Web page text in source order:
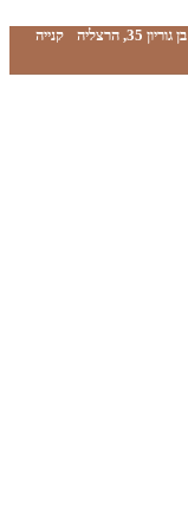
בן גוריון 35, הרצליה
קנייה